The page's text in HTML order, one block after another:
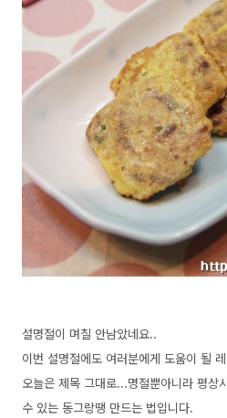
설명절이 며칠 안남았네요..
이번 설명절에도 여러분에게 도움이 될
오늘은 제목 그대로...명절뿐아니라 평상
수 있는 동그랑땡 만드는 법입니다.